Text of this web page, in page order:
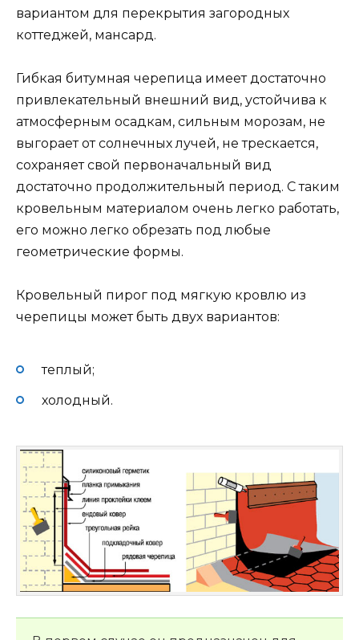
вариантом для перекрытия загородных
коттеджей, мансард.
Гибкая битумная черепица имеет достаточно
привлекательный внешний вид, устойчива к
атмосферным осадкам, сильным морозам, не
выгорает от солнечных лучей, не трескается,
сохраняет свой первоначальный вид
достаточно продолжительный период. С таким
кровельным материалом очень легко работать,
его можно легко обрезать под любые
геометрические формы.
Кровельный пирог под мягкую кровлю из
черепицы может быть двух вариантов:
теплый;
холодный.